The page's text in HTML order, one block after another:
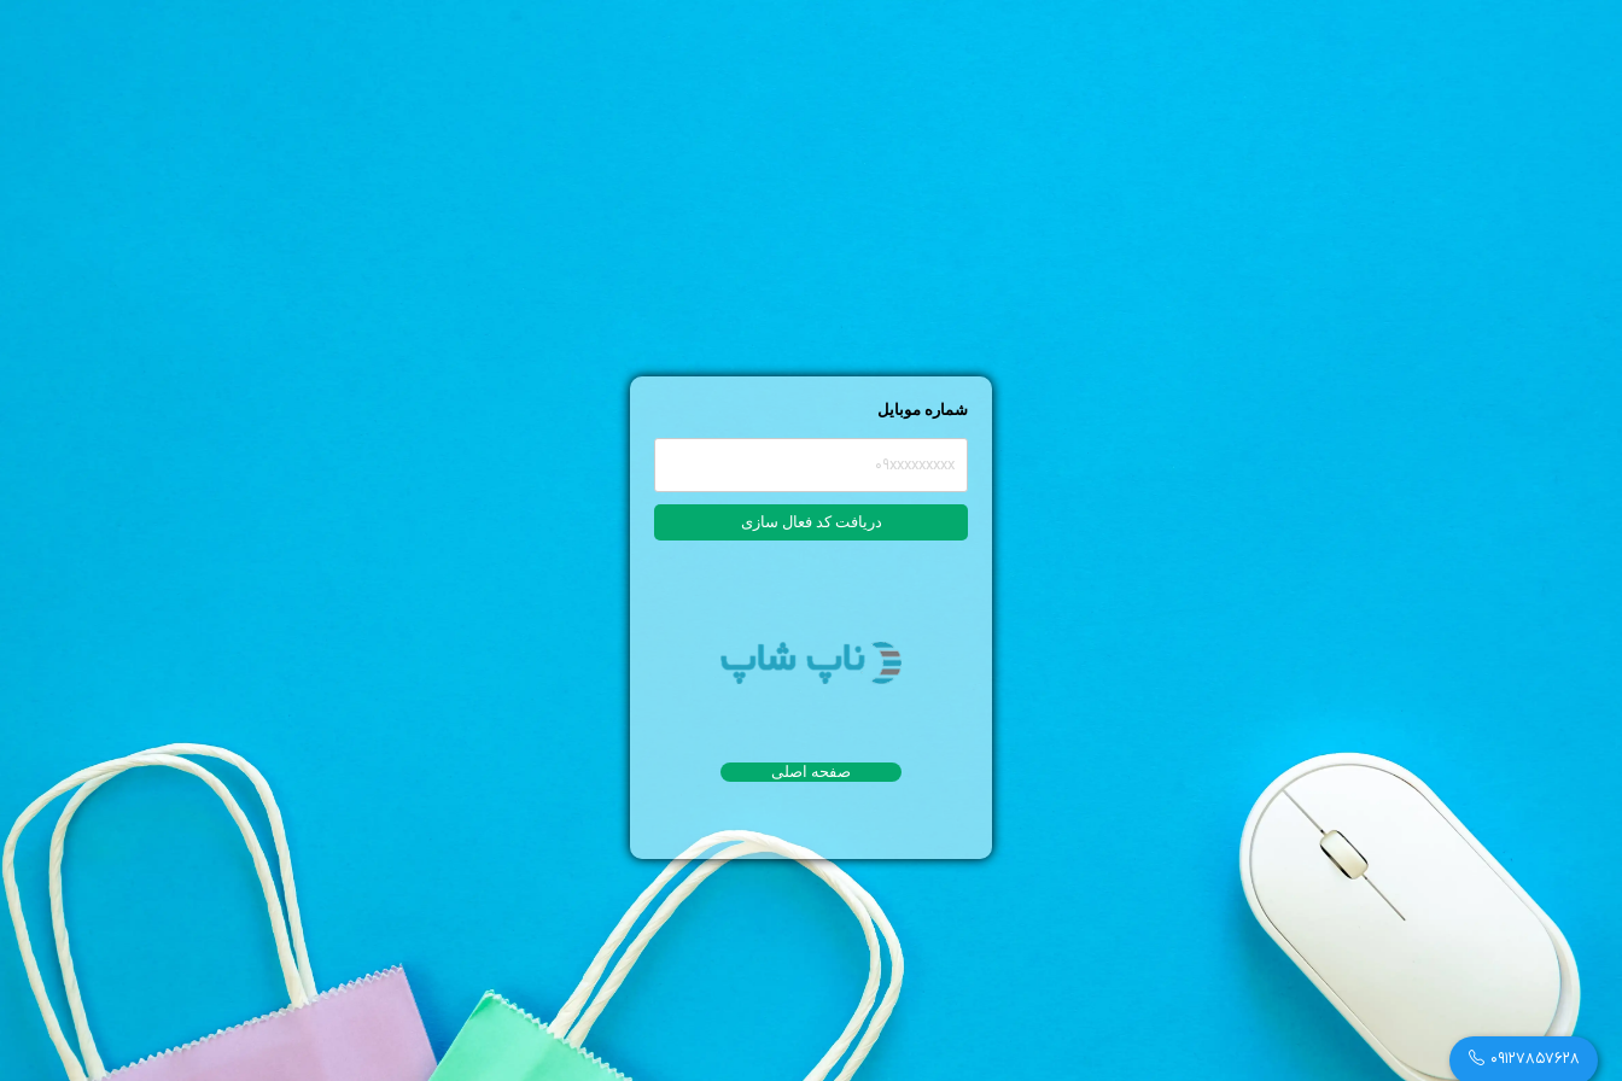
شماره موبایل
صفحه اصلی
09127857628